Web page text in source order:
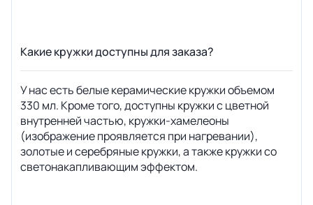
Какие кружки доступны для заказа?
У нас есть белые керамические кружки объемом
330 мл. Кроме того, доступны кружки с цветной
внутренней частью, кружки-хамелеоны
(изображение проявляется при нагревании),
золотые и серебряные кружки, а также кружки со
светонакапливающим эффектом.